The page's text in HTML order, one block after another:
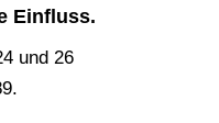
Einfluss.
und 26